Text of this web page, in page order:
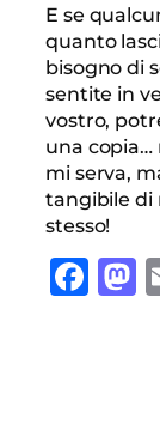
E se
quanto
bisogno di
sentite in
vostro,
una copia…
mi serva,
tangibile di
stesso!